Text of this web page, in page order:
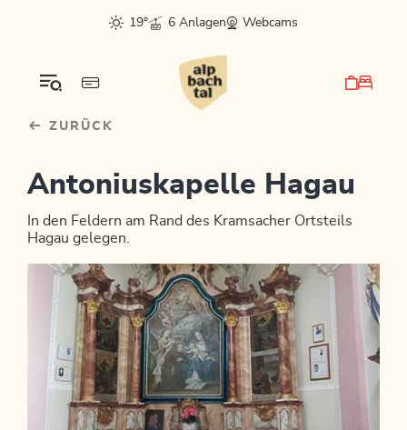
sr.skip-to.main-content
sr.skip-to.table-of-contents
sr.skip-to.main-navigation
19°
6 Anlagen Webcams
ZURÜCK
Antoniuskapelle Hagau
In den Feldern am Rand des Kramsacher Ortsteils
Hagau gelegen.